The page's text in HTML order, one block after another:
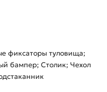
фиксаторы туловища;
бампер; Столик; Чехол